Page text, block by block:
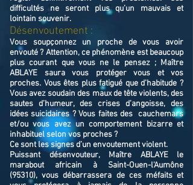
difficultés ne seront plus qu’un mauvais et
lointain souvenir.
Désenvoutement :
Vous soupçonnez un proche de vous avoir
envouté ? Attention, ce phénomène est beaucoup
plus courant que vous ne le pensez ; Maître
ABLAYE saura vous protéger vous et vos
proches. Vous êtes plus fatigué que d’habitude ?
Vous avez soudain des maux de tête violents, des
sautes d’humeur, des crises d’angoisse, des
idées suicidaires ? Vous faites des cauchemars
et/ou vous avez un comportement bizarre et
inhabituel selon vos proches ?
Ce sont les signes d’un envoutement violent.
Puissant désenvouteur,
Maître ABLAYE
le
marabout africain à Saint-Ouen-l'Aumône
(95310), vous débarrassera de ces méfaits et